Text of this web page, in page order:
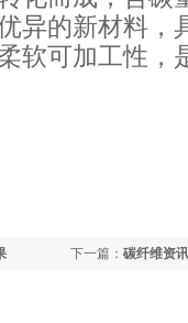
异的新材料，
软可加工性，
下一篇： 碳纤维资